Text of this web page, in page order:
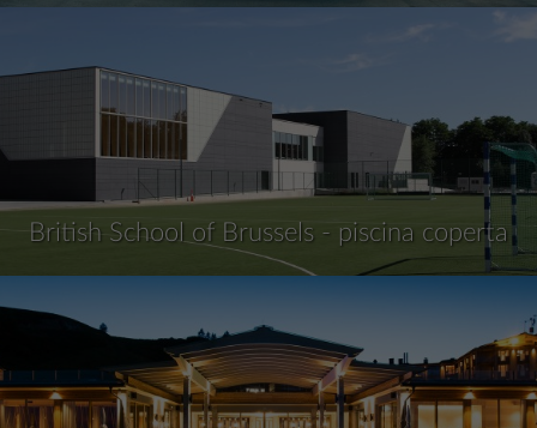
British School of Brussels - piscina coperta